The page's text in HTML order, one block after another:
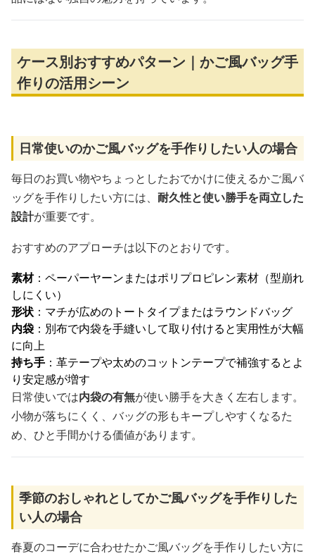
ケース別おすすめパターン｜かご風バッグ手
作りの活用シーン
日常使いのかご風バッグを手作りしたい人の場合
毎日のお買い物やちょっとしたおでかけに使えるかご風バ
ッグを手作りしたい方には、 耐久性と使い勝手を両立した
設計が重要です。
おすすめのアプローチは以下のとおりです。
素材：ペーパーヤーンまたはポリプロピレン素材（型崩れ
しにくい）
形状 ：マチが広めのトートタイプまたはラウンドバッグ
内袋 ：別布で内袋を手縫いして取り付けると実用性が大幅
に向上
持ち手 ：革テープや太めのコットンテープで補強するとよ
り安定感が増す
日常使いでは内袋の有無が使い勝手を大きく左右します。
小物が落ちにくく、バッグの形もキープしやすくなるた
め、ひと手間かける価値があります。
季節のおしゃれとしてかご風バッグを手作りした
い人の場合
春夏のコーデに合わせたかご風バッグを手作りしたい方に